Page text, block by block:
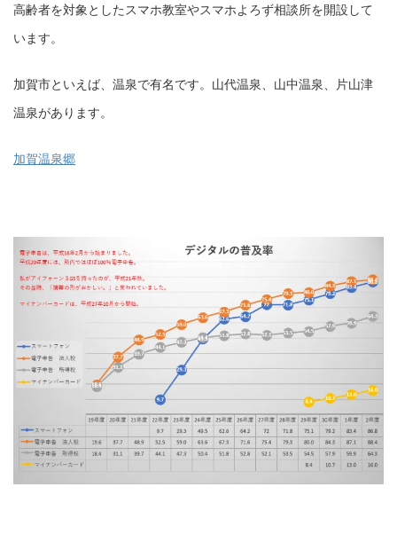
高齢者を対象としたスマホ教室やスマホよろず相談所を開設して
います。
加賀市といえば、温泉で有名です。山代温泉、山中温泉、片山津
温泉があります。
加賀温泉郷